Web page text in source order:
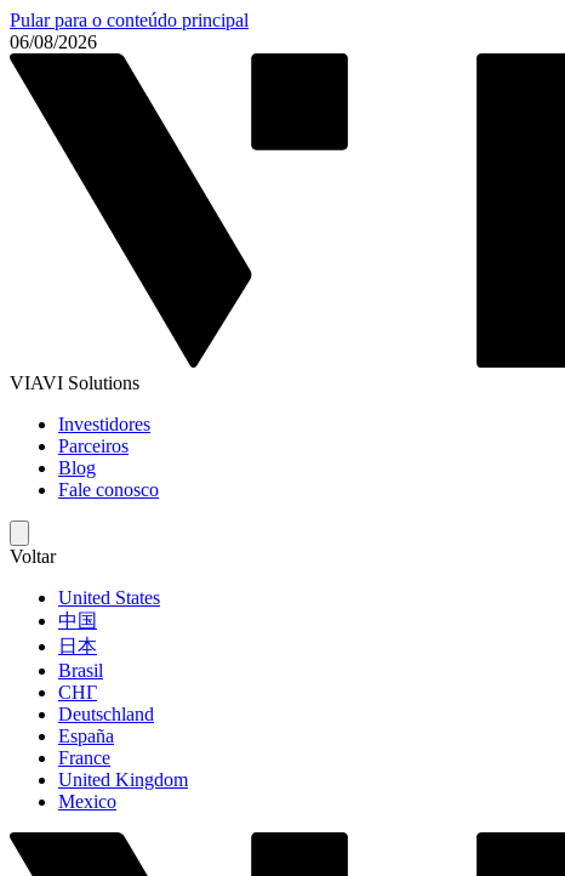
Pular para o conteúdo principal
06/08/2026
VIAVI Solutions
Investidores
Parceiros
Blog
Fale conosco
Voltar
United States
中国
日本
Brasil
СНГ
Deutschland
España
France
United Kingdom
Mexico